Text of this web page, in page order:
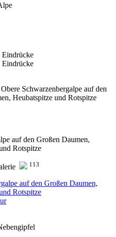
Eindrücke
Eindrücke
auf den Großen Daumen,
Rotspitze
113